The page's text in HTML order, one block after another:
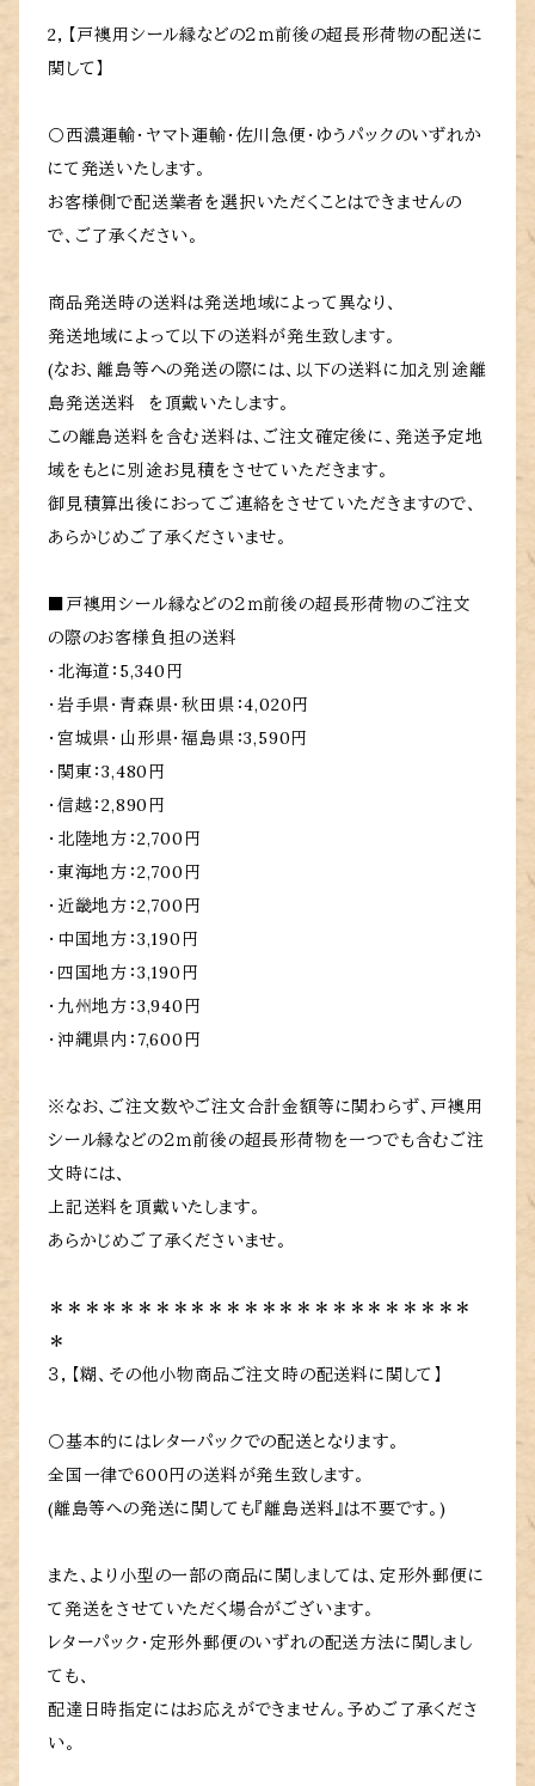
2，【戸襖用シール縁などの２ｍ前後の超長形荷物の配送に
関して】
〇西濃運輸・ヤマト運輸・佐川急便・ゆうパックのいずれか
にて発送いたします。
お客様側で配送業者を選択いただくことはできませんの
で、ご了承ください。
商品発送時の送料は発送地域によって異なり、
発送地域によって以下の送料が発生致します。
(なお、離島等への発送の際には、以下の送料に加え別途離
島発送送料 を頂戴いたします。
この離島送料を含む送料は、ご注文確定後に、発送予定地
域をもとに別途お見積をさせていただきます。
御見積算出後におってご連絡をさせていただきますので、
あらかじめご了承くださいませ。
■戸襖用シール縁などの２ｍ前後の超長形荷物のご注文
の際のお客様負担の送料
・北海道：5,340円
・岩手県・青森県・秋田県：4,020円
・宮城県・山形県・福島県：3,590円
・関東：3,480円
・信越：2,890円
・北陸地方：2,700円
・東海地方：2,700円
・近畿地方：2,700円
・中国地方：3,190円
・四国地方：3,190円
・九州地方：3,940円
・沖縄県内：7,600円
※なお、ご注文数やご注文合計金額等に関わらず、戸襖用
シール縁などの２ｍ前後の超長形荷物を一つでも含むご注
文時には、
上記送料を頂戴いたします。
あらかじめご了承くださいませ。
＊＊＊＊＊＊＊＊＊＊＊＊＊＊＊＊＊＊＊＊＊＊＊＊
＊
３，【糊、その他小物商品ご注文時の配送料に関して】
〇基本的にはレターパックでの配送となります。
全国一律で600円の送料が発生致します。
(離島等への発送に関しても『離島送料』は不要です。)
また、より小型の一部の商品に関しましては、定形外郵便に
て発送をさせていただく場合がございます。
レターパック・定形外郵便のいずれの配送方法に関しまし
ても、
配達日時指定にはお応えができません。予めご了承くださ
い。